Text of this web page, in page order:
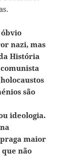
nazi, mas
História
são
ideologia.
maior
não